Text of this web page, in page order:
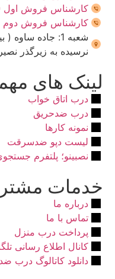
کارشناس فروش اول 09207426670
کارشناس فروش دوم 09207426672
شعبه 1: جاده
نرسیده به زیرگذر
لینک های
درب اتاق خواب
درب ضدحریق
نمونه کارها
لیست دپو ضدسرقت
نصبینو؛ پلتفرم
خدمات
درباره ما
تماس با ما
پرداخت درب منزل
کانال اطلاع رسانی
دانلود کاتالوگ درب